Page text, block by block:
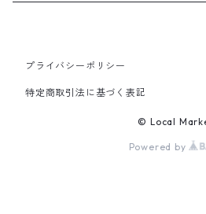
PANTS
プライバシーポリシー
特定商取引法に基づく表記
© Local
Powered by